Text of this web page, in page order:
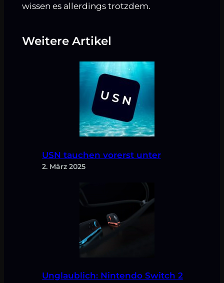
wissen es allerdings trotzdem.
Weitere Artikel
USN tauchen vorerst unter
2. März 2025
Unglaublich: Nintendo Switch 2